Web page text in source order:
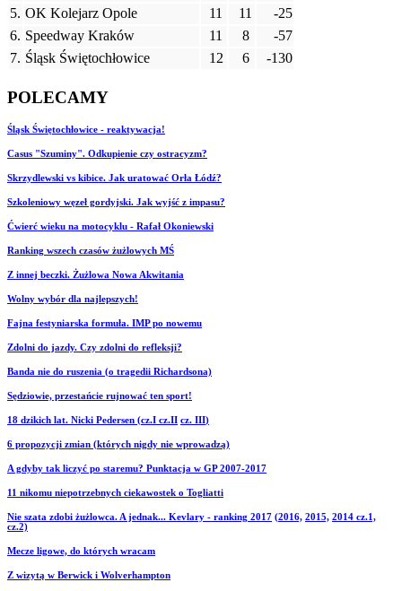
5. OK Kolejarz Opole 11 11
-25
6. Speedway Kraków 11 8
-57
7. Śląsk Świętochłowice 12 6 -130
POLECAMY
Śląsk Świętochłowice - reaktywacja!
Casus "Szuminy". Odkupienie czy ostracyzm?
Skrzydlewski vs kibice. Jak uratować Orła Łódź?
Szkoleniowy węzeł gordyjski. Jak wyjść z impasu?
Ćwierć wieku na motocyklu - Rafał Okoniewski
Ranking wszech czasów żużlowych MŚ
Z innej beczki. Żużlowa Nowa Akwitania
Wolny wybór dla najlepszych!
Fajna festyniarska formuła. IMP po nowemu
Zdolni do jazdy. Czy zdolni do refleksji?
Banda nie do ruszenia (o tragedii Richardsona)
Sędziowie, przestańcie rujnować ten sport!
18 dzikich lat. Nicki Pedersen (cz.I cz.II cz. III)
6 propozycji zmian (których nigdy nie wprowadzą)
A gdyby tak liczyć po staremu? Punktacja w GP 2007-2017
11 nikomu niepotrzebnych ciekawostek o Togliatti
Nie szata zdobi żużlowca. A jednak... Kevlary - ranking 2017 (2016, 2015, 2014 cz.1,
cz.2)
Mecze ligowe, do których wracam
Z wizytą w Berwick i Wolverhampton